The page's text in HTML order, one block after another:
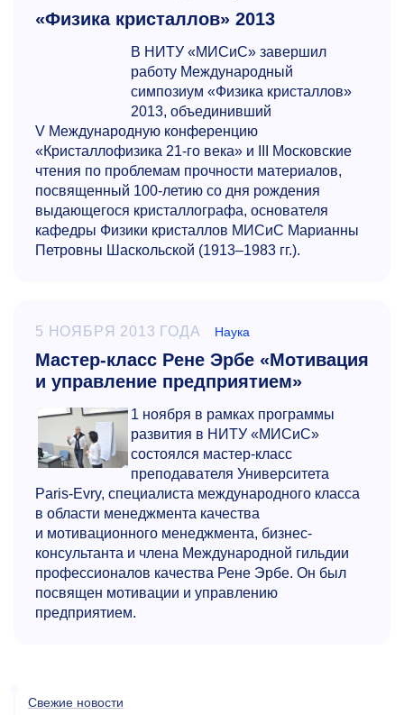
«Физика кристаллов» 2013
В НИТУ «МИСиС» завершил
работу Международный
симпозиум «Физика кристаллов»
2013, объединивший
V Международную конференцию
«Кристаллофизика 21-го века» и III Московские
чтения по проблемам прочности материалов,
посвященный 100-летию со дня рождения
выдающегося кристаллографа, основателя
кафедры Физики кристаллов МИСиС Марианны
Петровны Шаскольской (1913–1983 гг.).
5 НОЯБРЯ 2013 ГОДА Наука
Мастер-класс Рене Эрбе «Мотивация
и управление предприятием»
1 ноября в рамках программы
развития в НИТУ «МИСиС»
состоялся мастер-класс
преподавателя Университета
Paris-Evry, специалиста международного класса
в области менеджмента качества
и мотивационного менеджмента, бизнес-
консультанта и члена Международной гильдии
профессионалов качества Рене Эрбе. Он был
посвящен мотивации и управлению
предприятием.
Свежие новости